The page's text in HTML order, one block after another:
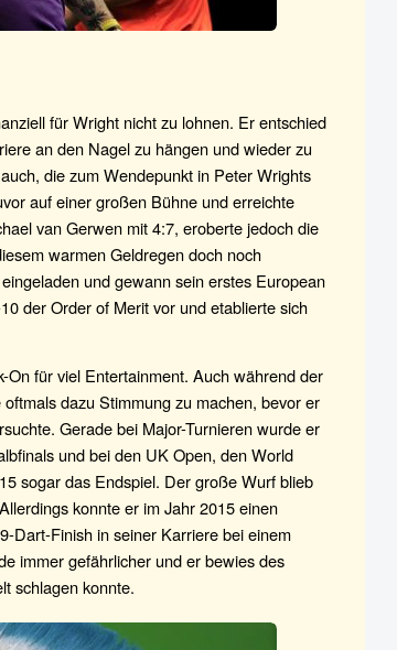
für Wright nicht zu lohnen. Er entschied
an den Nagel zu hängen und wieder zu
die zum Wendepunkt in Peter Wrights
auf einer großen Bühne und erreichte
van Gerwen mit 4:7, eroberte jedoch die
warmen Geldregen doch noch
und gewann sein erstes European
der Order of Merit vor und etablierte sich
für viel Entertainment. Auch während der
dazu Stimmung zu machen, bevor er
Gerade bei Major-Turnieren wurde er
und bei den UK Open, den World
sogar das Endspiel. Der große Wurf blieb
konnte er im Jahr 2015 einen
Dart-Finish in seiner Karriere bei einem
immer gefährlicher und er bewies des
schlagen konnte.